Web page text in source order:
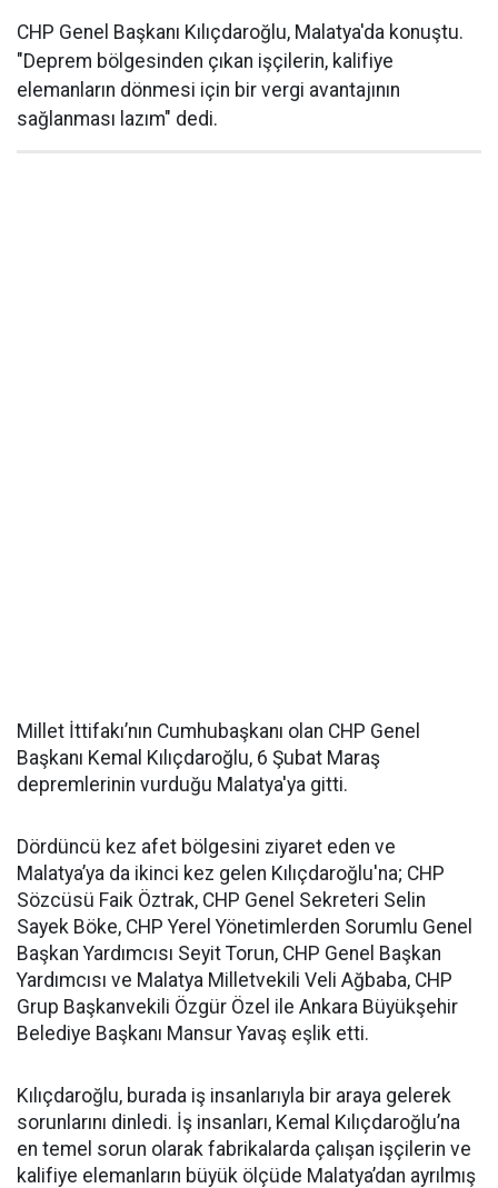
CHP Genel Başkanı Kılıçdaroğlu, Malatya'da konuştu.
"Deprem bölgesinden çıkan işçilerin, kalifiye
elemanların dönmesi için bir vergi avantajının
sağlanması lazım" dedi.
Millet İttifakı’nın Cumhubaşkanı olan CHP Genel
Başkanı Kemal Kılıçdaroğlu, 6 Şubat Maraş
depremlerinin vurduğu Malatya'ya gitti.
Dördüncü kez afet bölgesini ziyaret eden ve
Malatya’ya da ikinci kez gelen Kılıçdaroğlu'na; CHP
Sözcüsü Faik Öztrak, CHP Genel Sekreteri Selin
Sayek Böke, CHP Yerel Yönetimlerden Sorumlu Genel
Başkan Yardımcısı Seyit Torun, CHP Genel Başkan
Yardımcısı ve Malatya Milletvekili Veli Ağbaba, CHP
Grup Başkanvekili Özgür Özel ile Ankara Büyükşehir
Belediye Başkanı Mansur Yavaş eşlik etti.
Kılıçdaroğlu, burada iş insanlarıyla bir araya gelerek
sorunlarını dinledi. İş insanları, Kemal Kılıçdaroğlu’na
en temel sorun olarak fabrikalarda çalışan işçilerin ve
kalifiye elemanların büyük ölçüde Malatya’dan ayrılmış